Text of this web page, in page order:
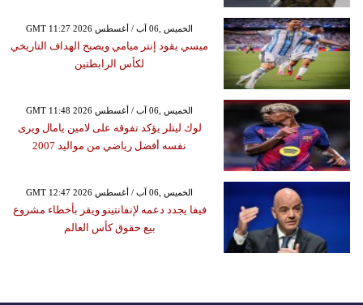
GMT 11:27 2026 الخميس ,06 آب / أغسطس
ميسي يقود إنتر ميامي ويصبح الهداف التاريخي
لكأس الرابطتين
GMT 11:48 2026 الخميس ,06 آب / أغسطس
لوك ليتلر يؤكد تفوقه على لامين يامال ويرى
نفسه أفضل رياضي من مواليد 2007
GMT 12:47 2026 الخميس ,06 آب / أغسطس
فيفا يجدد دعمه لإنفانتينو ويقر بأخطاء مشروع
بيع حقوق كأس العالم